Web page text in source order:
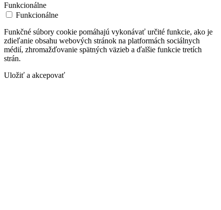
Funkcionálne
Funkcionálne
Funkčné súbory cookie pomáhajú vykonávať určité funkcie, ako je
zdieľanie obsahu webových stránok na platformách sociálnych
médií, zhromažďovanie spätných väzieb a ďalšie funkcie tretích
strán.
Uložiť a akcepovať